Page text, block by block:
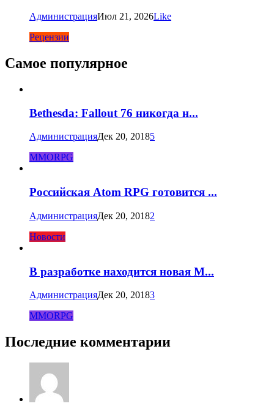
АдминистрацияИюл 21, 2026Like
Рецензии
Самое популярное
Bethesda: Fallout 76 никогда н...
АдминистрацияДек 20, 20185
MMORPG
Российская Atom RPG готовится ...
АдминистрацияДек 20, 20182
Новости
В разработке находится новая M...
АдминистрацияДек 20, 20183
MMORPG
Последние комментарии